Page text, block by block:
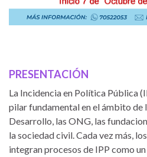
PRESENTACIÓN
La Incidencia en Política Pública
pilar fundamental en el ámbito de
Desarrollo, las ONG, las
la sociedad civil. Cada vez más,
integran procesos de IPP como